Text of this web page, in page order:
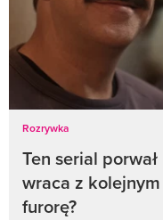
Rozrywka
Ten serial
wraca z
furorę?